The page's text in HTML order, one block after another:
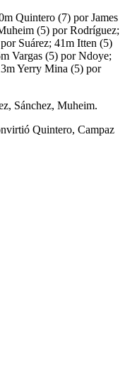
Quintero (7) por James
(5) por Rodríguez;
Suárez; 41m Itten (5)
Vargas (5) por Ndoye;
Yerry Mina (5) por
Sánchez, Muheim.
Quintero, Campaz